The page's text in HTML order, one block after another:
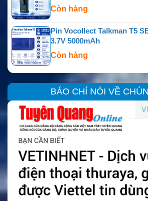
Còn hàng
Pin Vocollect Talkman T5
3.7V 5000mAh
Còn hàng
BÁO CHÍ NÓI VỀ